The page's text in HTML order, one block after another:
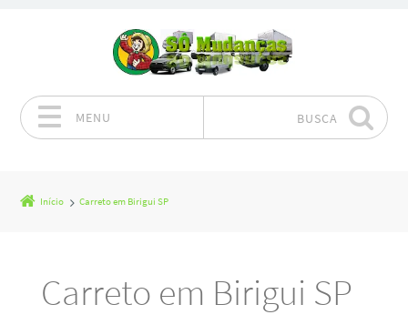
MENU BUSCA
Início Carreto em Birigui SP
Carreto em Birigui SP